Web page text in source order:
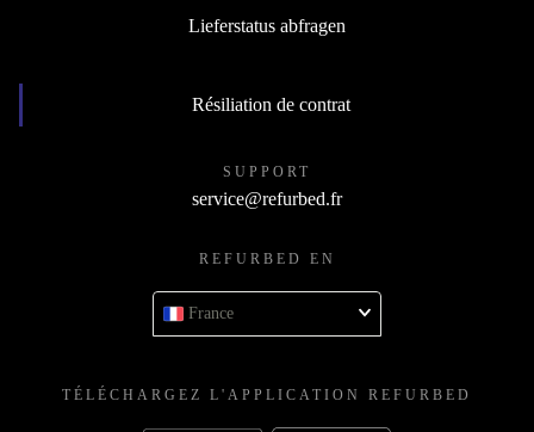
Lieferstatus abfragen
Résiliation de contrat
SUPPORT
service@refurbed.fr
REFURBED EN
France
TÉLÉCHARGEZ L'APPLICATION REFURBED